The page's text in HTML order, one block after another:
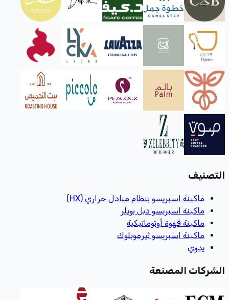
التصنيف
ماكينة اسبريسو بنظام مبادل حراري (HX)
ماكينة اسبريسو دبل بويلر
ماكينة قهوة أوتوماتيكية
ماكينة اسبريسو ثيرموبلوك
يدوي
الشركات المصنعة